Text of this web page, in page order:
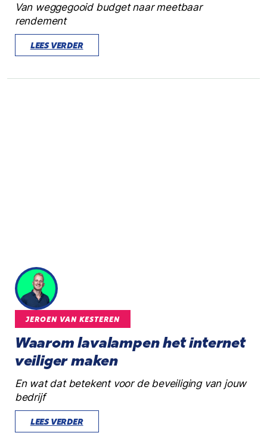
Van weggegooid budget naar meetbaar
rendement
LEES VERDER
JEROEN VAN KESTEREN
Waarom lavalampen het internet
veiliger maken
En wat dat betekent voor de beveiliging van jouw
bedrijf
LEES VERDER